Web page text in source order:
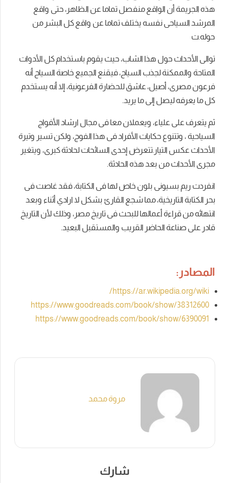
هذه الجريمة أن الواقع منفصل تماما عن الظاهر، حتى واقع
المرشد السياحى نفسه يختلف تماما عن واقع كل البشر من
حوله.ت
توالى الأحداث حول هذا الشاب، حيث يقوم باستخدام كل الأدوات
المتاحة والممكنة لجذب السياح، فيقنع الجميع خاصة السياح أنه
فرعون مصرى، أصيل، عاشق للحضارة الفرعونية، إلا أنه يستخدم
كل ما يعرفه ليصل إلى ما يريد.
ثم يتعرف على علياء، ويعملان معا فى مجال ارشاد الأفواج
السياحية ، وتتنوع حكايات الأفراد فى هذا الفوج، ولكن تسير وتيرة
الأحداث عكس التيار.تتعرض إحدى السائحات لحادثة كبرى، ويتغير
مجرى الأحداث من بعد هذه الحادثة.
انفردت ريم بسيونى بلون خاص لها فى الكتابة، فقد غاصت فى
بحر الكتابة التاريخية، مما شجع القارئ بشكل لا ارادي أثناء وبعد
انتهائه من قراءة أعمالها للبحث فى تاريخ مصر، وذلك لأن التاريخ
قادر على صناعة الحاضر القريب والمستقبل البعيد.
المصادر:
https://ar.wikipedia.org/wiki/
https://www.goodreads.com/book/show/38312600
https://www.goodreads.com/book/show/6390091
مروة محمد
شارك